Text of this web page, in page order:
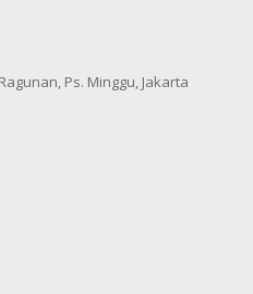
Ps. Minggu, Jakarta